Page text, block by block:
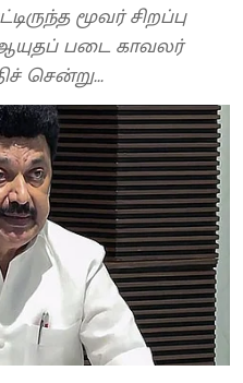
மூவர் சிறப்பு
படை காவலர்
சென்று...